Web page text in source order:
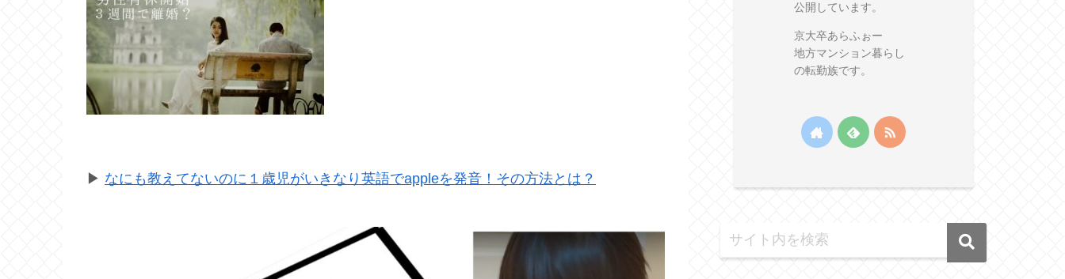
▶ なにも教えてないのに１歳児がいきなり英語でappleを発音！その方法とは？
公開しています。
京大卒あらふぉー
地方マンション暮らし
の転勤族です。